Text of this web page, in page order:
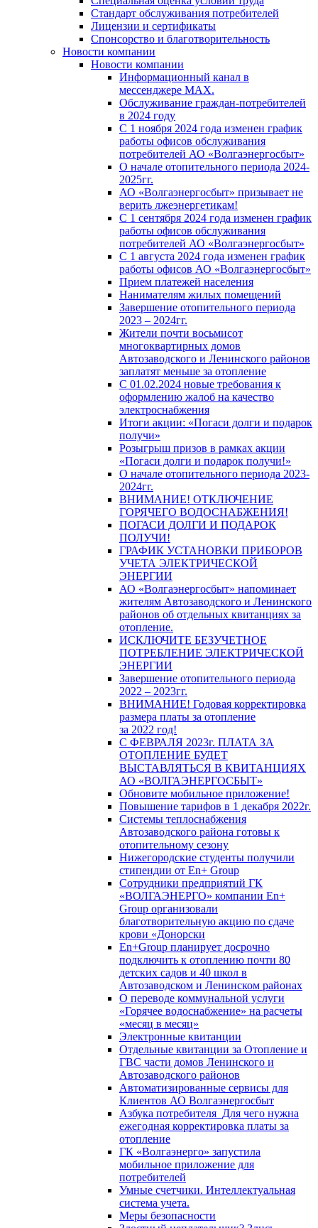
Стандарт обслуживания потребителей
Лицензии и сертификаты
Спонсорство и благотворительность
Новости компании
Новости компании
Информационный канал в
мессенджере MAX.
Обслуживание граждан-потребителей
в 2024 году
С 1 ноября 2024 года изменен график
работы офисов обслуживания
потребителей АО «Волгаэнергосбыт»
О начале отопительного периода 2024-
2025гг.
АО «Волгаэнергосбыт» призывает не
верить лжеэнергетикам!
С 1 сентября 2024 года изменен график
работы офисов обслуживания
потребителей АО «Волгаэнергосбыт»
С 1 августа 2024 года изменен график
работы офисов АО «Волгаэнергосбыт»
Прием платежей населения
Нанимателям жилых помещений
Завершение отопительного периода
2023 – 2024гг.
Жители почти восьмисот
многоквартирных домов
Автозаводского и Ленинского районов
заплатят меньше за отопление
С 01.02.2024 новые требования к
оформлению жалоб на качество
электроснабжения
Итоги акции: «Погаси долги и подарок
получи»
Розыгрыш призов в рамках акции
«Погаси долги и подарок получи!»
О начале отопительного периода 2023-
2024гг.
ВНИМАНИЕ! ОТКЛЮЧЕНИЕ
ГОРЯЧЕГО ВОДОСНАБЖЕНИЯ!
ПОГАСИ ДОЛГИ И ПОДАРОК
ПОЛУЧИ!
ГРАФИК УСТАНОВКИ ПРИБОРОВ
УЧЕТА ЭЛЕКТРИЧЕСКОЙ
ЭНЕРГИИ
АО «Волгаэнергосбыт» напоминает
жителям Автозаводского и Ленинского
районов об отдельных квитанциях за
отопление.
ИСКЛЮЧИТЕ БЕЗУЧЕТНОЕ
ПОТРЕБЛЕНИЕ ЭЛЕКТРИЧЕСКОЙ
ЭНЕРГИИ
Завершение отопительного периода
2022 – 2023гг.
ВНИМАНИЕ! Годовая корректировка
размера платы за отопление
за 2022 год!
С ФЕВРАЛЯ 2023г. ПЛАТА ЗА
ОТОПЛЕНИЕ БУДЕТ
ВЫСТАВЛЯТЬСЯ В КВИТАНЦИЯХ
АО «ВОЛГАЭНЕРГОСБЫТ»
Обновите мобильное приложение!
Повышение тарифов в 1 декабря 2022г.
Системы теплоснабжения
Автозаводского района готовы к
отопительному сезону
Нижегородские студенты получили
стипендии от En+ Group
Сотрудники предприятий ГК
«ВОЛГАЭНЕРГО» компании En+
Group организовали
благотворительную акцию по сдаче
крови «Донорски
En+Group планирует досрочно
подключить к отоплению почти 80
детских садов и 40 школ в
Автозаводском и Ленинском районах
О переводе коммунальной услуги
«Горячее водоснабжение» на расчеты
«месяц в месяц»
Электронные квитанции
Отдельные квитанции за Отопление и
ГВС части домов Ленинского и
Автозаводского районов
Автоматизированные сервисы для
Клиентов АО Волгаэнергосбыт
Азбука потребителя_Для чего нужна
ежегодная корректировка платы за
отопление
ГК «Волгаэнерго» запустила
мобильное приложение для
потребителей
Умные счетчики. Интеллектуальная
система учета.
Меры безопасности